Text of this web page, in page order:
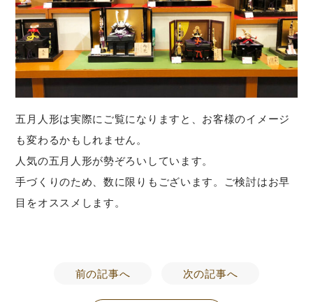
五月人形は実際にご覧になりますと、お客様のイメージ
も変わるかもしれません。
人気の五月人形が勢ぞろいしています。
手づくりのため、数に限りもございます。ご検討はお早
目をオススメします。
前の記事へ 次の記事へ